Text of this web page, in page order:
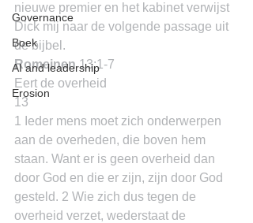
Governance
Boek
AI and leadership
Erosion
nieuwe premier en het kabinet verwijst
Dick mij naar de volgende passage uit
de bijbel.
Romeinen 13:1-7
Eert de overheid
13
1 Ieder mens moet zich onderwerpen
aan de overheden, die boven hem
staan. Want er is geen overheid dan
door God en die er zijn, zijn door God
gesteld. 2 Wie zich dus tegen de
overheid verzet, wederstaat de